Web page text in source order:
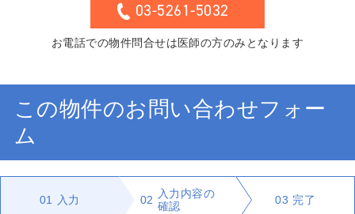
03-5261-5032
お電話での物件問合せは医師の方のみとなります
この物件のお問い合わせフォー
ム
01 入力 02 入力内容の
確認
03 完了